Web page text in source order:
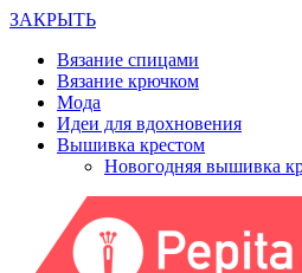
ЗАКРЫТЬ
Вязание спицами
Вязание крючком
Мода
Идеи для вдохновения
Вышивка крестом
Новогодняя вышивка